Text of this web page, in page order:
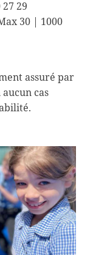
29
30 | 1000
assuré par
aucun cas